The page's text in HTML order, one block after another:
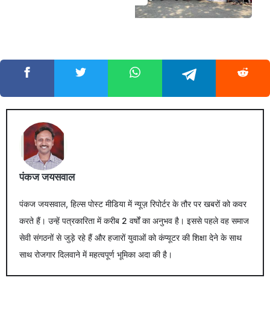
पंकज जयसवाल
पंकज जयसवाल, हिल्स पोस्ट मीडिया में न्यूज़ रिपोर्टर के तौर पर खबरों को कवर
करते हैं। उन्हें पत्रकारिता में करीब 2 वर्षों का अनुभव है। इससे पहले वह समाज
सेवी संगठनों से जुड़े रहे हैं और हजारों युवाओं को कंप्यूटर की शिक्षा देने के साथ
साथ रोजगार दिलवाने में महत्वपूर्ण भूमिका अदा की है।